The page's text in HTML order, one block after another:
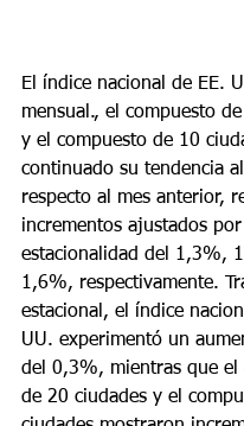
El índice nacional de EE.
mensual., el compuesto
y el compuesto de 10
continuado su tendencia
respecto al mes anterior,
incrementos ajustados por
estacionalidad del 1,3%,
1,6%, respectivamente.
estacional, el índice
UU. experimentó un
del 0,3%, mientras que el
de 20 ciudades y el